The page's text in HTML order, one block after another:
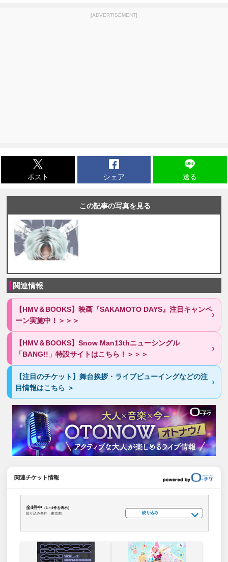
[ADVERTISEMENT]
ポスト シェア 送る
この記事の写真を見る
関連情報
【HMV＆BOOKS】映画『SAKAMOTO DAYS』注目キャンペ
ーン実施中！＞＞＞
【HMV＆BOOKS】Snow Man13thニューシングル
「BANG!!」特設サイトはこちら！＞＞＞
【注目のチケット】舞台挨拶・ライブビューイングなどの注
目情報はこちら ＞
関連チケット情報
全4件中 （1～4件を表示）
絞り込み条件：東京都
絞り込み